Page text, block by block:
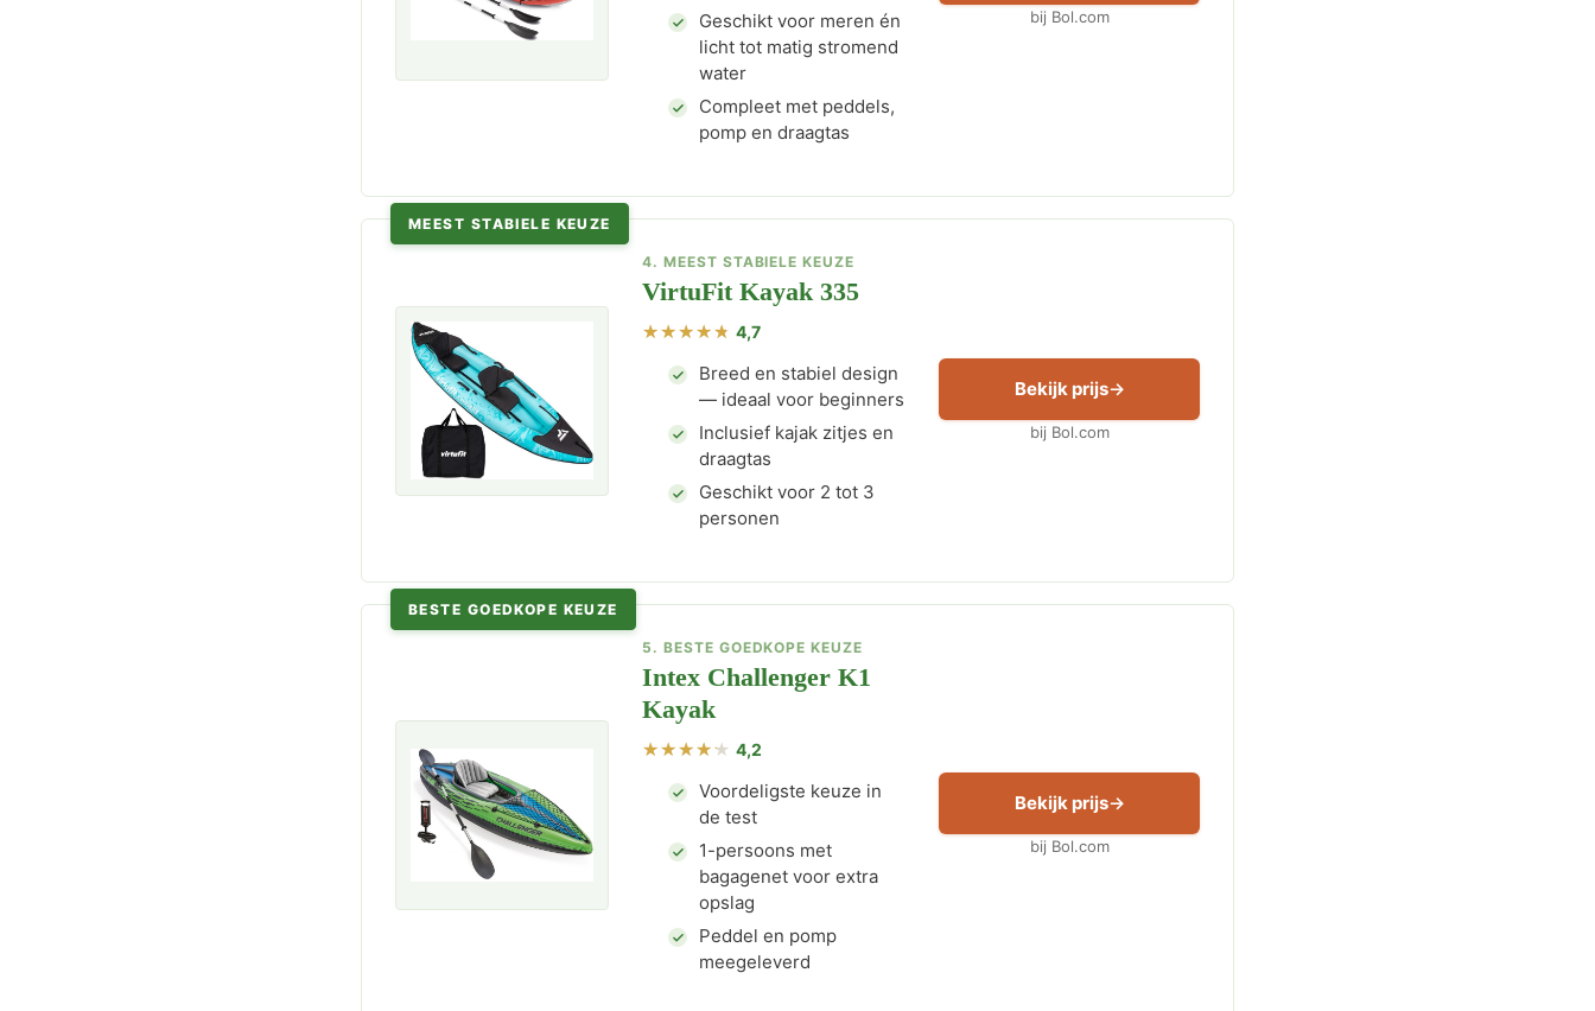
Geschikt voor meren én
licht tot matig stromend
water
Compleet met peddels,
pomp en draagtas
bij Bol.com
MEEST STABIELE KEUZE
4. MEEST STABIELE KEUZE
VirtuFit Kayak 335
4,7
Breed en stabiel design
— ideaal voor beginners
Inclusief kajak zitjes en
draagtas
Geschikt voor 2 tot 3
personen
Bekijk prijs
bij Bol.com
BESTE GOEDKOPE KEUZE
5. BESTE GOEDKOPE KEUZE
Intex Challenger K1
Kayak
4,2
Voordeligste keuze in
de test
1-persoons met
bagagenet voor extra
opslag
Peddel en pomp
meegeleverd
Bekijk prijs
bij Bol.com